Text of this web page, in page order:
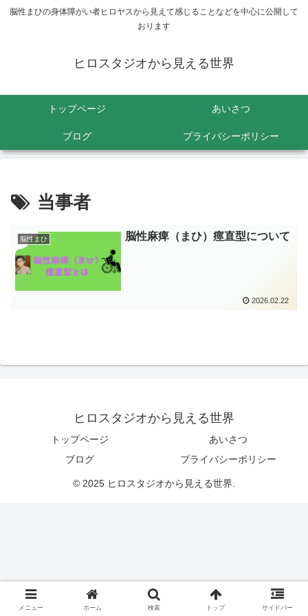
脳性まひの身体障がい者ヒロヤスから見えて感じることなどを中心に公開して
おります
ヒロスタジオから見える世界
トップページ あいさつ
ブログ プライバシーポリシー
当事者
脳性まひ 脳性麻痺（まひ）痙直型について
2026.02.22
ヒロスタジオから見える世界
トップページ
あいさつ
ブログ
プライバシーポリシー
© 2025 ヒロスタジオから見える世界.
メニュー ホーム 検索 トップ サイドバー